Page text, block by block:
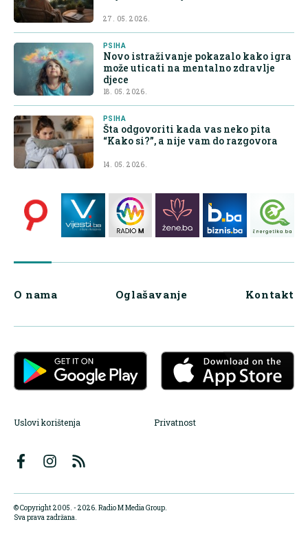
27. 05. 2026.
PSIHA
Novo istraživanje pokazalo kako igra
može uticati na mentalno zdravlje
djece
18. 05. 2026.
PSIHA
Šta odgovoriti kada vas neko pita
“Kako si?”, a nije vam do razgovora
14. 05. 2026.
O nama Oglašavanje Kontakt
Uslovi korištenja Privatnost
© Copyright 2005. - 2026. Radio M Media Group.
Sva prava zadržana.